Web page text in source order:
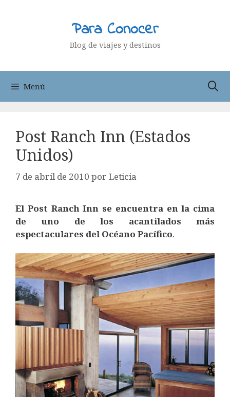
Para Conocer
Blog de viajes y destinos
Menú
Post Ranch Inn (Estados
Unidos)
7 de abril de 2010 por Leticia
El Post Ranch Inn se encuentra en la cima
de uno de los acantilados más
espectaculares del Océano Pacífico.